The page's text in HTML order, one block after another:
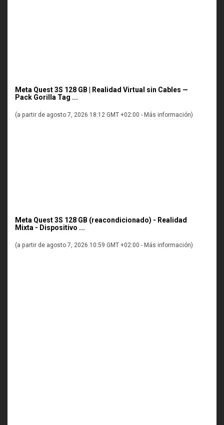
Meta Quest 3S 128 GB | Realidad Virtual sin Cables —
Pack Gorilla Tag ...
(a partir de agosto 7, 2026 18:12 GMT +02:00 - Más información)
Meta Quest 3S 128 GB (reacondicionado) - Realidad
Mixta - Dispositivo ...
(a partir de agosto 7, 2026 10:59 GMT +02:00 - Más información)